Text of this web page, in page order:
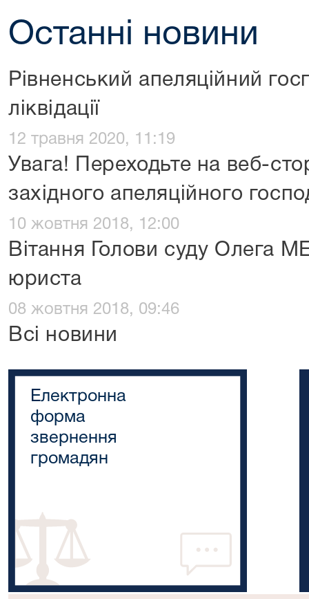
Останні новини
Рівненський апеляційний
ліквідації
12 травня 2020, 11:19
Увага! Переходьте на веб-
західного апеляційного
10 жовтня 2018, 12:00
Вітання Голови суду Олега
юриста
08 жовтня 2018, 09:46
Всі новини
Електронна
форма
звернення
громадян